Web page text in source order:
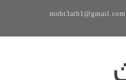
mobt3ath1@gmail.com